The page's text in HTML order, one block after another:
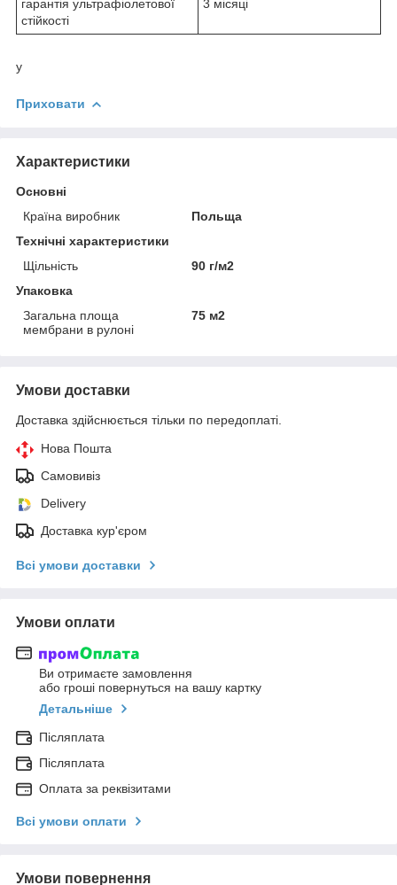
гарантія ультрафіолетової
стійкості
3 місяці
у
Приховати
Характеристики
Основні
Країна виробник
Польща
Технічні характеристики
Щільність
90 г/м2
Упаковка
Загальна площа
мембрани в рулоні
75 м2
Умови доставки
Доставка здійснюється тільки по передоплаті.
Нова Пошта
Самовивіз
Delivery
Доставка кур'єром
Всі умови доставки
Умови оплати
Ви отримаєте замовлення
або гроші повернуться на вашу картку
Детальніше
Післяплата
Післяплата
Оплата за реквізитами
Всі умови оплати
Умови повернення